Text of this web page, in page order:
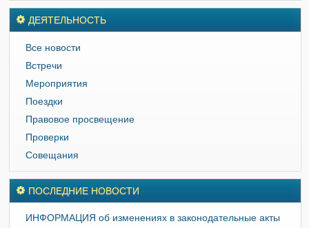
ДЕЯТЕЛЬНОСТЬ
Все новости
Встречи
Мероприятия
Поездки
Правовое просвещение
Проверки
Совещания
ПОСЛЕДНИЕ НОВОСТИ
ИНФОРМАЦИЯ об изменениях в законодательные акты